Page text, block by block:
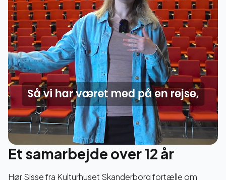
Et samarbejde over 12 år
Hør Sisse fra Kulturhuset Skanderborg fortælle om